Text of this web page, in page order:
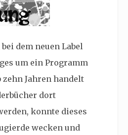
dem neuen Label
um ein Programm
zehn Jahren handelt
dort
konnte dieses
wecken und